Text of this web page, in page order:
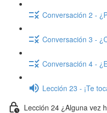
Conversación 2 -
Conversación 3 -
Conversación 4 -
Lección 23 - ¡Te
Lección 24 ¿Alguna vez